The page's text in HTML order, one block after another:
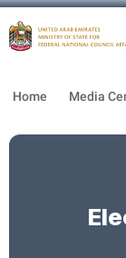
Home Media